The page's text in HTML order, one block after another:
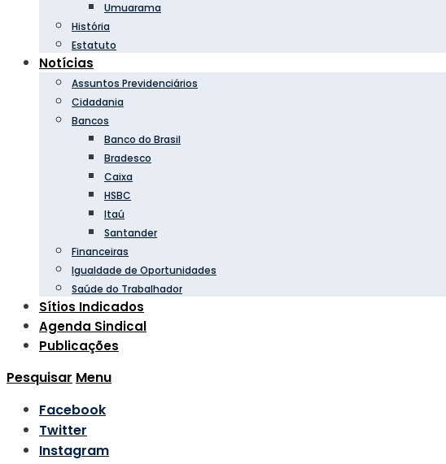
Umuarama
História
Estatuto
Notícias
Assuntos Previdenciários
Cidadania
Bancos
Banco do Brasil
Bradesco
Caixa
HSBC
Itaú
Santander
Financeiras
Igualdade de Oportunidades
Saúde do Trabalhador
Sítios Indicados
Agenda Sindical
Publicações
Pesquisar Menu
Facebook
Twitter
Instagram